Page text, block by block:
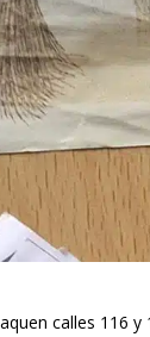
calles 116